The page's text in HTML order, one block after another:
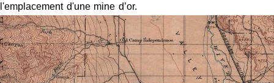
l'emplacement d'une mine d’or.